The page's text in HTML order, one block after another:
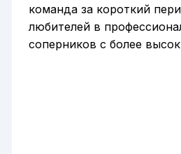
команда за короткий
любителей в
соперников с более